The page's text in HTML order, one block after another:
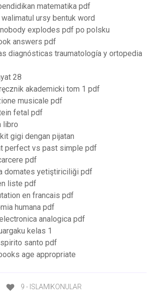
matematika pdf
walimatul ursy bentuk word
explodes pdf po polsku
answers pdf
diagnósticas traumatología y ortopedia
28
akademicki tom 1 pdf
musicale pdf
fetal pdf
libro
gigi dengan pijatan
perfect vs past simple pdf
pdf
domates yetiştiriciliği pdf
liste pdf
en francais pdf
humana pdf
analogica pdf
kelas 1
santo pdf
age appropriate
9 - ISLAMIKONULAR